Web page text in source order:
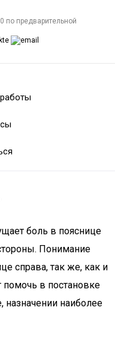
по предварительной
боль в пояснице
Понимание
справа, так же, как и
в постановке
назначении наиболее